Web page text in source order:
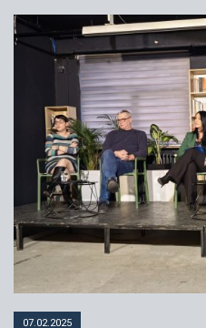
Povlačeći
Avganistana i
Lazarević
18.08.2021
07.02.2025